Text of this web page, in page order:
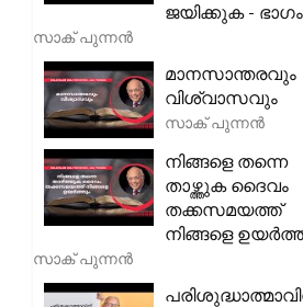
ജയിക്കുക - ഭാഗം
സാക് പുന്നൻ
മാനസാന്തരവും
വിശ്വാസവും
സാക് പുന്നൻ
നിങ്ങളെ തന്നെ
താഴ്ത്തുക ദൈവം
തക്കസമയത്ത്
നിങ്ങളെ
സാക് പുന്നൻ